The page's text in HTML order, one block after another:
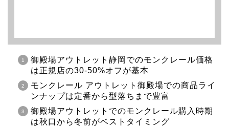
御殿場アウトレット静岡でのモンクレール価格
は正規店の30-50%オフが基本
モンクレール アウトレット御殿場での商品ライ
ンナップは定番から型落ちまで豊富
御殿場アウトレットでのモンクレール購入時期
は秋口から冬前がベストタイミング